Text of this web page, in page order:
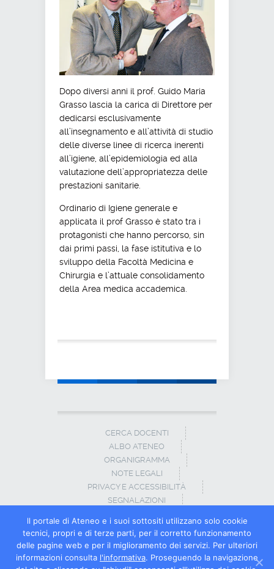
Dopo diversi anni il prof. Guido Maria
Grasso lascia la carica di Direttore per
dedicarsi esclusivamente
all’insegnamento e all’attività di studio
delle diverse linee di ricerca inerenti
all’igiene, all’epidemiologia ed alla
valutazione dell’appropriatezza delle
prestazioni sanitarie.
Ordinario di Igiene generale e
applicata il prof Grasso è stato tra i
protagonisti che hanno percorso, sin
dai primi passi, la fase istitutiva e lo
sviluppo della Facoltà Medicina e
Chirurgia e l’attuale consolidamento
della Area medica accademica.
CERCA DOCENTI
ALBO ATENEO
ORGANIGRAMMA
NOTE LEGALI
PRIVACY E ACCESSIBILITÀ
SEGNALAZIONI
© Copyright Università degli Studi del
Molise · Tel +39 0874 40 41 ·Numero verde
ll portale di Ateneo e i suoi sottositi utilizzano solo cookie
tecnici, propri e di terze parti, per il corretto funzionamento
delle pagine web e per il miglioramento dei servizi. Per ulteriori
informazioni consulta l'informativa. Proseguendo la navigazione